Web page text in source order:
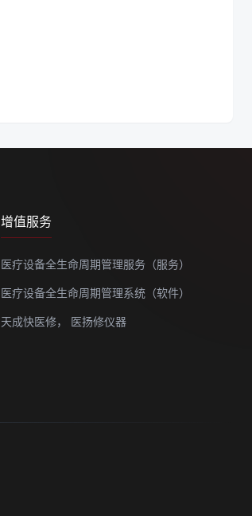
增值服务
医疗设备全生命周期管理服务（服务）
医疗设备全生命周期管理系统（软件）
天成快医修，
医扬修仪器